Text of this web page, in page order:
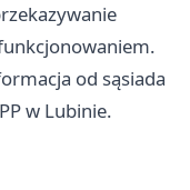
od sąsiada
w Lubinie.